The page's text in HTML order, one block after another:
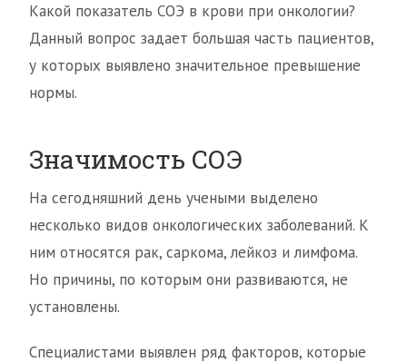
Какой показатель СОЭ в крови при онкологии?
Данный вопрос задает большая часть пациентов,
у которых выявлено значительное превышение
нормы.
Значимость СОЭ
На сегодняшний день учеными выделено
несколько видов онкологических заболеваний. К
ним относятся рак, саркома, лейкоз и лимфома.
Но причины, по которым они развиваются, не
установлены.
Специалистами выявлен ряд факторов, которые